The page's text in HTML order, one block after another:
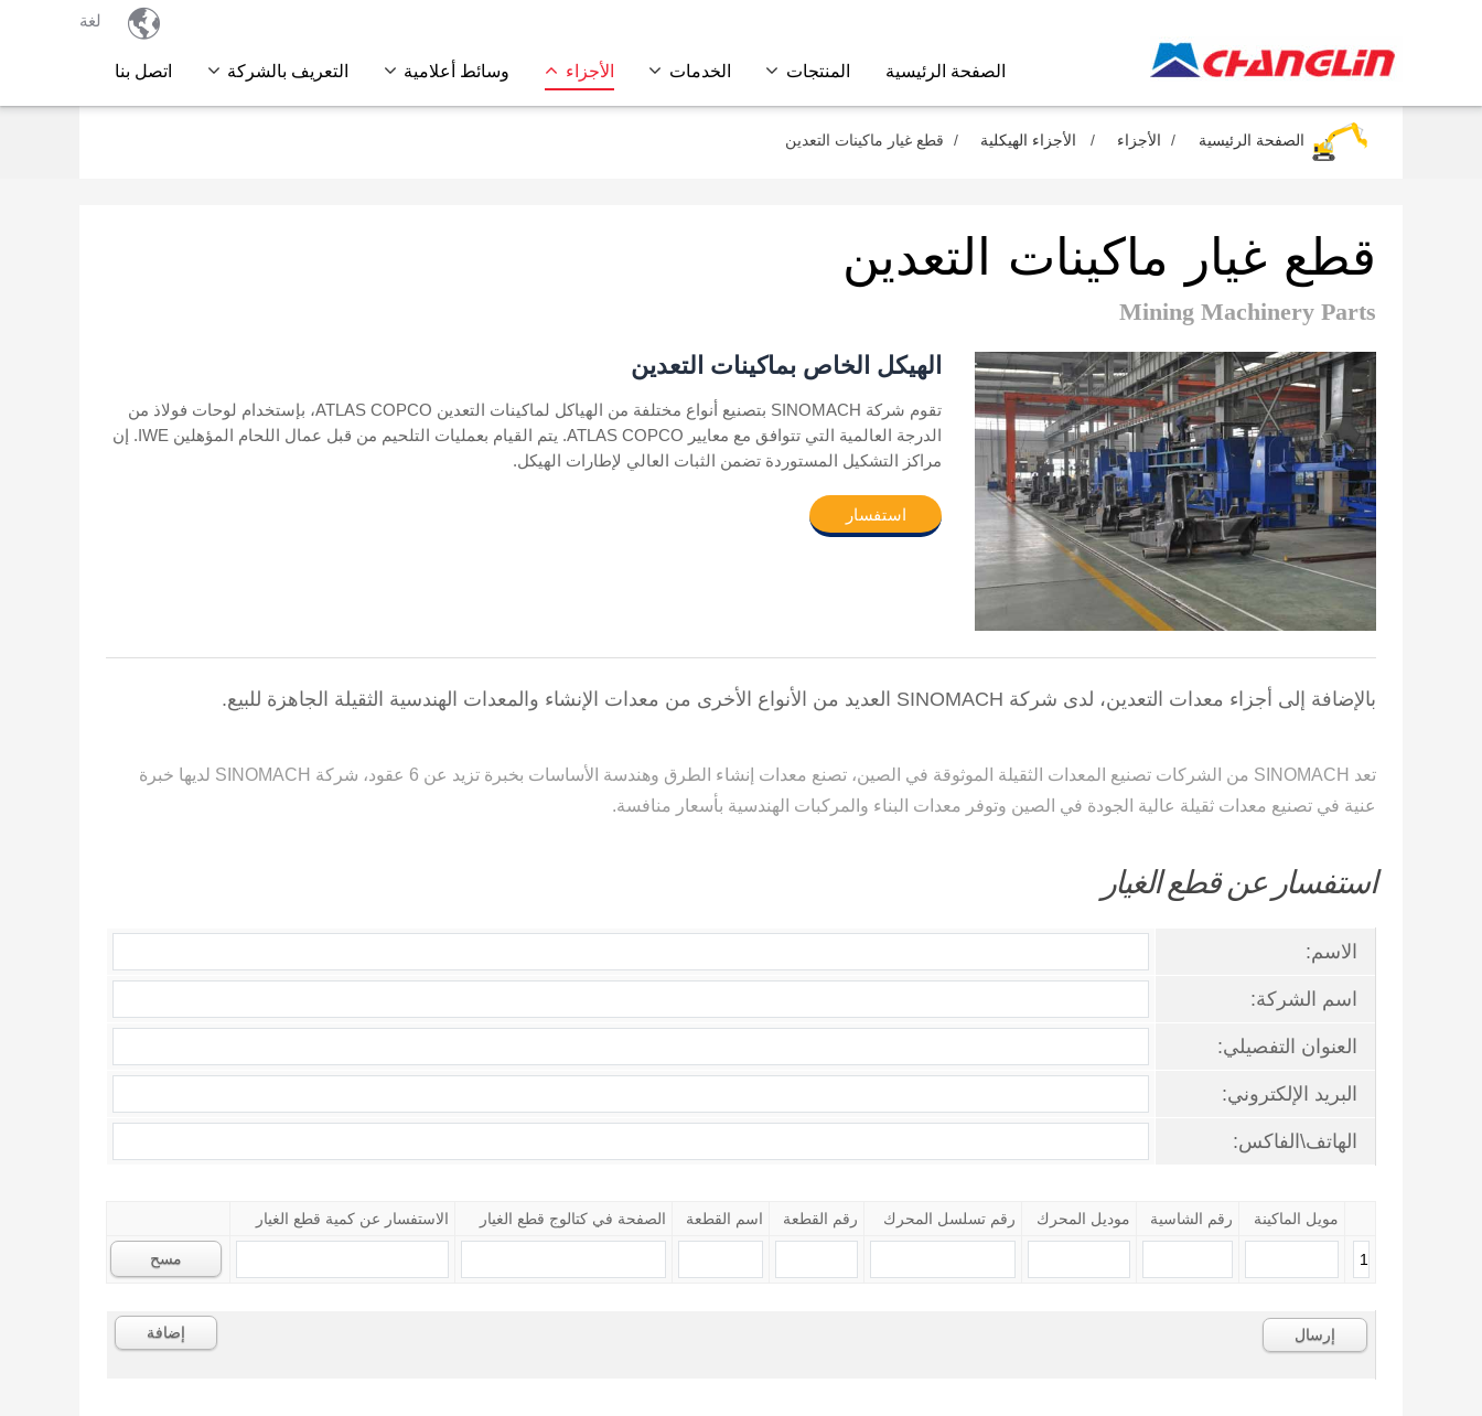
 لغة
الصفحة الرئيسية المنتجات الخدمات الأجزاء وسائط أعلامية التعريف بالشركة اتصل بنا
الصفحة الرئيسية الأجزاء الأجزاء الهيكلية قطع غيار ماكينات التعدين
قطع غيار ماكينات التعدين
Mining Machinery Parts
الهيكل الخاص بماكينات التعدين
تقوم شركة SINOMACH بتصنيع أنواع مختلفة من الهياكل لماكينات التعدين ATLAS COPCO، بإستخدام لوحات فولاذ من
الدرجة العالمية التي تتوافق مع معايير ATLAS COPCO. يتم القيام بعمليات التلحيم من قبل عمال اللحام المؤهلين IWE. إن
مراكز التشكيل المستوردة تضمن الثبات العالي لإطارات الهيكل.
استفسار
بالإضافة إلى أجزاء معدات التعدين، لدى شركة SINOMACH العديد من الأنواع الأخرى من معدات الإنشاء والمعدات الهندسية الثقيلة الجاهزة للبيع.
تعد SINOMACH من الشركات تصنيع المعدات الثقيلة الموثوقة في الصين، تصنع معدات إنشاء الطرق وهندسة الأساسات بخبرة تزيد عن 6 عقود، شركة SINOMACH لديها خبرة
عنية في تصنيع معدات ثقيلة عالية الجودة في الصين وتوفر معدات البناء والمركبات الهندسية بأسعار منافسة.
استفسار عن قطع الغيار
الاسم:
اسم الشركة:
العنوان التفصيلي:
البريد الإلكتروني:
الهاتف\الفاكس:
مويل الماكينة رقم الشاسية موديل المحرك رقم تسلسل المحرك رقم القطعة اسم القطعة الصفحة في كتالوج قطع الغيار الاستفسار عن كمية قطع الغيار